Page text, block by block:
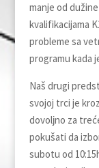
manje od
kvalifikacijama
probleme sa
programu kada
Naš drugi
svojoj trci je
dovolјno za
pokušati da
subotu od